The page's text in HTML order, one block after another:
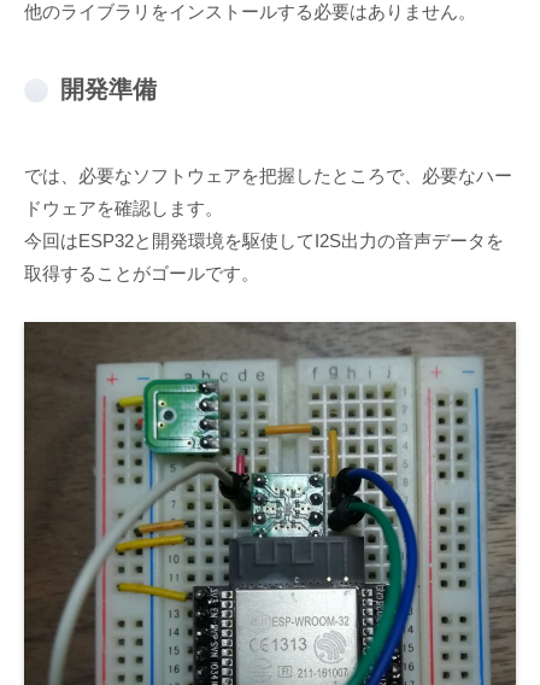
他のライブラリをインストールする必要はありません。
開発準備
では、必要なソフトウェアを把握したところで、必要なハー
ドウェアを確認します。
今回はESP32と開発環境を駆使してI2S出力の音声データを
取得することがゴールです。